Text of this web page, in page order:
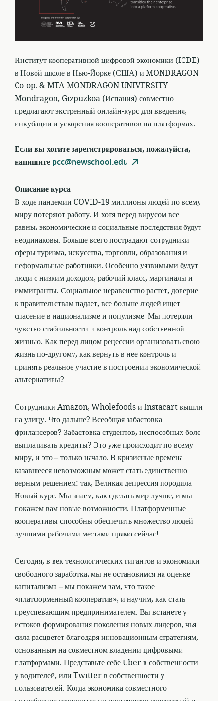
Институт кооперативной цифровой экономики (ICDE)
в Новой школе в Нью-Йорке (США) и MONDRAGON
Co-op. & MTA-MONDRAGON UNIVERSITY
Mondragon, Gizpuzkoa (Испания) совместно
предлагают экстренный онлайн-курс для введения,
инкубации и ускорения кооперативов на платформах.
Если вы хотите зарегистрироваться, пожалуйста,
напишите pcc@newschool.edu
Описание курса
В ходе пандемии COVID-19 миллионы людей по всему
миру потеряют работу. И хотя перед вирусом все
равны, экономические и социальные последствия будут
неодинаковы. Больше всего пострадают сотрудники
сферы туризма, искусства, торговли, образования и
неформальные работники. Особенно уязвимыми будут
люди с низким доходом, рабочий класс, маргиналы и
иммигранты. Социальное неравенство растет, доверие
к правительствам падает, все больше людей ищет
спасение в национализме и популизме. Мы потеряли
чувство стабильности и контроль над собственной
жизнью. Как перед лицом рецессии организовать свою
жизнь по-другому, как вернуть в нее контроль и
принять реальное участие в построении экономической
альтернативы?
Сотрудники Amazon, Wholefoods и Instacart вышли
на улицу. Что дальше? Всеобщая забастовка
фрилансеров? Забастовка студентов, неспособных боле
выплачивать кредиты? Это уже происходит по всему
миру, и это – только начало. В кризисные времена
казавшееся невозможным может стать единственно
верным решением: так, Великая депрессия породила
Новый курс. Мы знаем, как сделать мир лучше, и мы
покажем вам новые возможности. Платформенные
кооперативы способны обеспечить множество людей
лучшими рабочими местами прямо сейчас!
Сегодня, в век технологических гигантов и экономики
свободного заработка, мы не остановимся на оценке
капитализма – мы покажем вам, что такое
«платформенный кооператив», и научим, как стать
преуспевающим предпринимателем. Вы встанете у
истоков формирования поколения новых лидеров, чья
сила расцветет благодаря инновационным стратегиям,
основанным на совместном владении цифровыми
платформами. Представьте себе Uber в собственности
у водителей, или Twitter в собственности у
пользователей. Когда экономика совместного